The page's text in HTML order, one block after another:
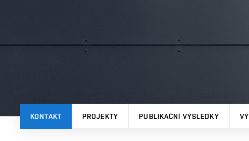
KONTAKT PROJEKTY PUBLIKAČNÍ VÝSLEDKY